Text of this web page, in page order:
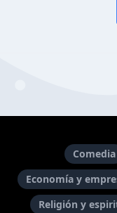
Comedia
Economía y
Religión y